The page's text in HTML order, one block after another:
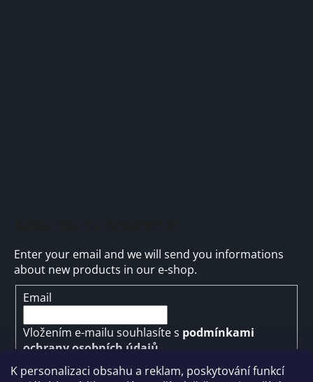
K personalizaci obsahu a reklam, poskytování funkcí
Enter your email and we will send you informations
about new products in our e-shop.
Email
Vložením e-mailu souhlasíte s podmínkami
ochrany osobních údajů